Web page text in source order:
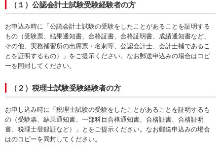
（１）公認会計士試験受験経験者の方
お申込み時に「公認会計士試験の受験をしたことがあることを証明する
もの（受験票、結果通知書、合格証書、合格証明書、成績通知書など、
その他、実務補習所の出席票・名刺等、公認会計士、会計士補であるこ
とを証明するもの）」をご提示ください。なお郵送申込みの場合はコピ
ーを同封してください。
（２）税理士試験受験経験者の方
お申し込み時に「税理士試験の受験をしたことがあることを証明するも
の（受験票、結果通知書、一部科目合格通知書、合格証書、合格証明
書、税理士登録証など）」とをご提示ください。なお郵送申込みの場合
はのコピーを同封してください。